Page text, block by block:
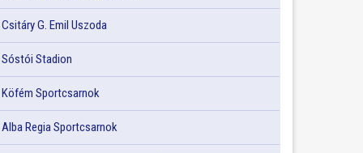
Csitáry G. Emil Uszoda
Sóstói Stadion
Köfém Sportcsarnok
Alba Regia Sportcsarnok